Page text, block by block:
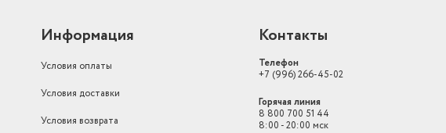
Информация
Условия оплаты
Условия доставки
Условия возврата
Контакты
Телефон
+7 (996) 266-45-02
Горячая линия
8 800 700 51 44
8:00 - 20:00 мск